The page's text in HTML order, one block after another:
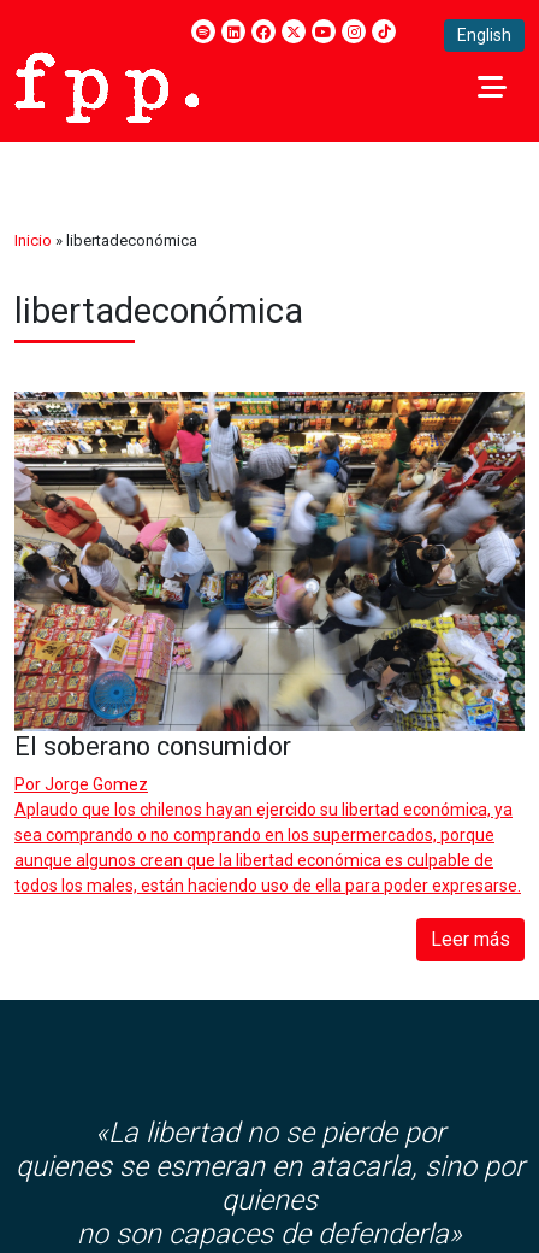
English
Inicio » libertadeconómica
libertadeconómica
El soberano consumidor
PorJorge Gomez
Aplaudo que los chilenos hayan ejercido su libertad económica, ya
sea comprando o no comprando en los supermercados, porque
aunque algunos crean que la libertad económica es culpable de
todos los males, están haciendo uso de ella para poder expresarse.
Leer más
«La libertad no se pierde por
quienes se esmeran en atacarla, sino por
quienes
no son capaces de defenderla»